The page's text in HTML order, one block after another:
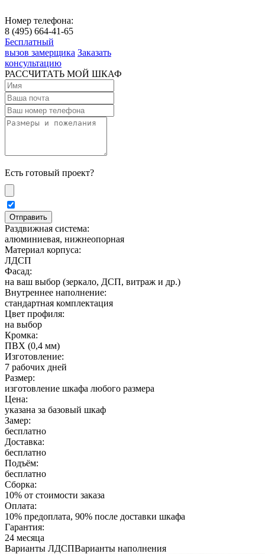
Номер телефона:
8 (495) 664-41-65
Бесплатный
вызов замерщика Заказать
консультацию
РАССЧИТАТЬ МОЙ ШКАФ
Есть готовый проект?
Раздвижная система:
алюминиевая, нижнеопорная
Материал корпуса:
ЛДСП
Фасад:
на ваш выбор (зеркало, ДСП, витраж и др.)
Внутреннее наполнение:
стандартная комплектация
Цвет профиля:
на выбор
Кромка:
ПВХ (0,4 мм)
Изготовление:
7 рабочих дней
Размер:
изготовление шкафа любого размера
Цена:
указана за базовый шкаф
Замер:
бесплатно
Доставка:
бесплатно
Подъём:
бесплатно
Сборка:
10% от стоимости заказа
Оплата:
10% предоплата, 90% после доставки шкафа
Гарантия:
24 месяца
Варианты ЛДСПВарианты наполнения